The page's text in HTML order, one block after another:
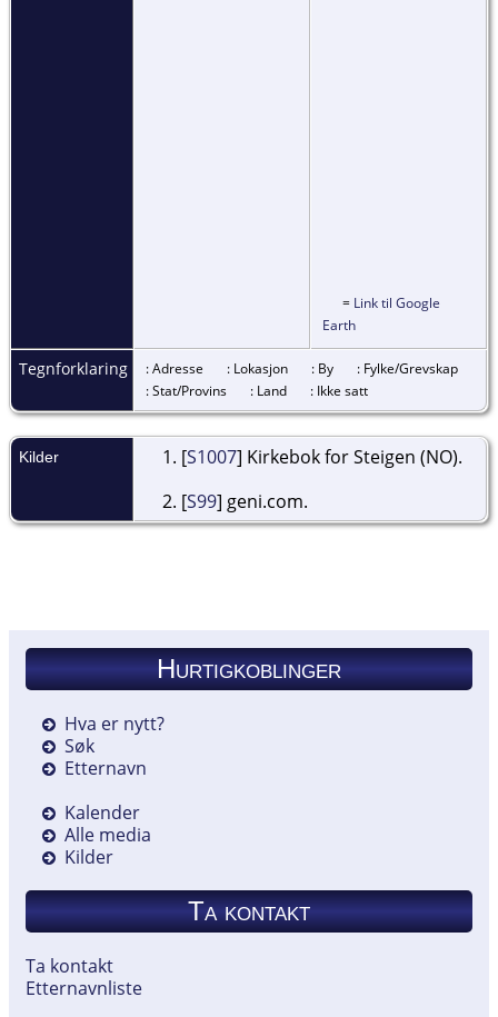
= Link til Google
Earth
Tegnforklaring : Adresse : Lokasjon : By
: Fylke/Grevskap
: Stat/Provins
: Land : Ikke satt
Kilder [S1007] Kirkebok for Steigen (NO).
[S99] geni.com.
Hurtigkoblinger
Hva er nytt?
Søk
Etternavn
Kalender
Alle media
Kilder
Ta kontakt
Ta kontakt
Etternavnliste